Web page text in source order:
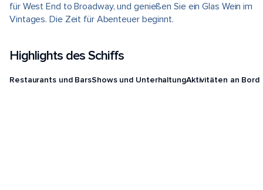
für West End to Broadway, und genießen Sie ein Glas Wein im
Vintages. Die Zeit für Abenteuer beginnt.
Highlights des Schiffs
Restaurants und BarsShows und UnterhaltungAktivitäten an Bord